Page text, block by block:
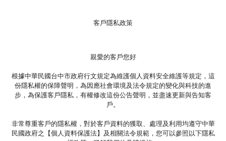
客戶隱私政策
親愛的客戶您好
根據中華民國台中市政府行文規定為維護個人資料安全維護等規定，這
份隱私權的保障聲明，為因應社會環境及法令規定的變化與科技的進
步，為保護客戶隱私，有權修改這份公告聲明，並盡速更新與告知客
戶。
非常尊重客戶的隱私權，對於客戶資料的獲取、處理及利用均遵守中華
民國政府之【個人資料保護法】及相關法令規範，您可以參照以下隱私